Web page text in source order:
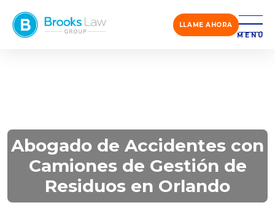
LLAME AHORA
MENÚ
Abogado de Accidentes con
Camiones de Gestión de
Residuos en Orlando